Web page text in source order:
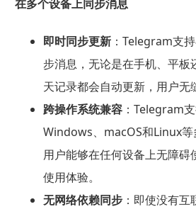
在多个设备上同步消息
即时同步更新：Telegram支
步消息，无论是在手机、平板
天记录都会自动更新，用户无
跨操作系统兼容：Telegram
Windows、macOS和Linux等
用户能够在任何设备上无障碍
使用体验。
无网络依赖同步：即使没有互